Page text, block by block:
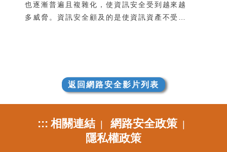
也逐漸普遍且複雜化，使資訊安全受到越來越
多威脅。資訊安全顧及的是使資訊資產不受到
解並培養良好的使用習慣是很重要的。
返回網路安全影片列表
::: 相關連結| 網路安全政策|
隱私權政策